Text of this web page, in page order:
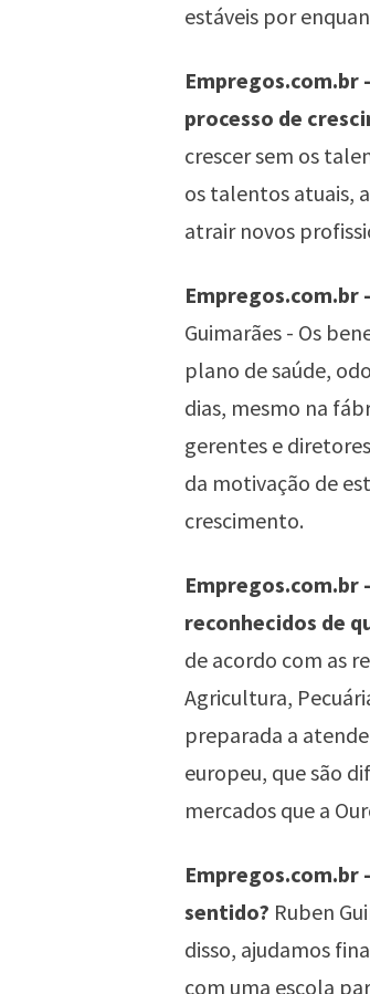
estáveis por
Empregos.com.br
processo de
crescer sem os
os talentos atuais,
atrair novos
Empregos.com.br
Guimarães - Os
plano de saúde,
dias, mesmo na
gerentes e
da motivação de
crescimento.
Empregos.com.br
reconhecidos de
de acordo com as
Agricultura,
preparada a
europeu, que são
mercados que a
Empregos.com.br
sentido? Ruben
disso, ajudamos
com uma escola